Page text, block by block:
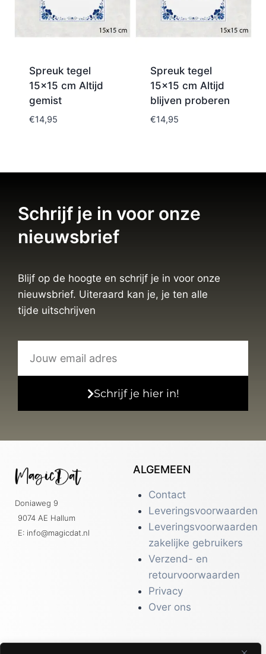
Spreuk tegel
15×15 cm Altijd
gemist
€14,95
Spreuk tegel
15×15 cm Altijd
blijven proberen
€14,95
Schrijf je in voor onze
nieuwsbrief
Blijf op de hoogte en schrijf je in voor onze
nieuwsbrief. Uiteraard kan je, je ten alle
tijde uitschrijven
Schrijf je hier in!
Doniaweg 9
9074 AE Hallum
E: info@magicdat.nl
ALGEMEEN
Contact
Leveringsvoorwaarden
Leveringsvoorwaarden
zakelijke gebruikers
Verzend- en
retourvoorwaarden
Privacy
Over ons